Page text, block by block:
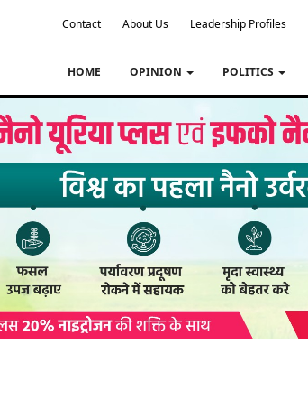
Contact About Us Leadership Profiles
HOME OPINION POLITICS